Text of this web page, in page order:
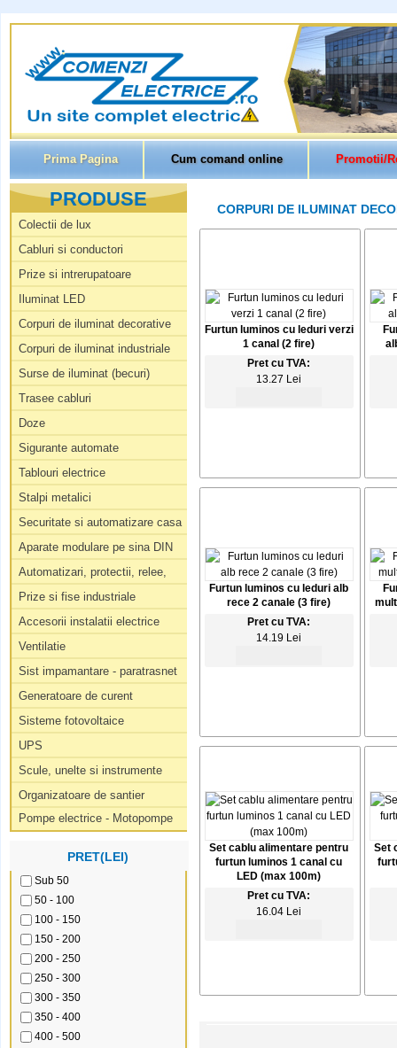
Prima Pagina Cum comand online Promotii/
PRODUSE
Colectii de lux
Cabluri si conductori
Prize si intrerupatoare
Iluminat LED
Corpuri de iluminat decorative
Corpuri de iluminat industriale
Surse de iluminat (becuri)
Trasee cabluri
Doze
Sigurante automate
Tablouri electrice
Stalpi metalici
Securitate si automatizare casa
Aparate modulare pe sina DIN
Automatizari, protectii, relee,
Prize si fise industriale
Accesorii instalatii electrice
Ventilatie
Sist impamantare - paratrasnet
Generatoare de curent
Sisteme fotovoltaice
UPS
Scule, unelte si instrumente
Organizatoare de santier
Pompe electrice - Motopompe
PRET(LEI)
Sub 50
50 - 100
100 - 150
150 - 200
200 - 250
250 - 300
300 - 350
350 - 400
400 - 500
CORPURI DE ILUMINAT
Furtun luminos cu leduri verzi
1 canal (2 fire)
Pret cu TVA:
13.27 Lei
Furtun luminos cu leduri alb
rece 2 canale (3 fire)
Pret cu TVA:
14.19 Lei
Set cablu alimentare pentru
furtun luminos 1 canal cu
LED (max 100m)
Pret cu TVA:
16.04 Lei
Set